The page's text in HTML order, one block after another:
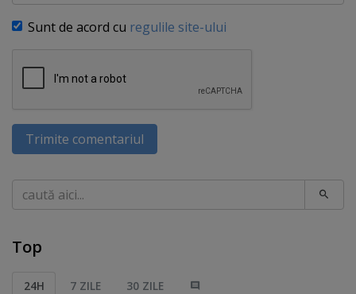
Sunt de acord cu regulile site-ului
Trimite comentariul
Caută
Top
24H 7 ZILE 30 ZILE